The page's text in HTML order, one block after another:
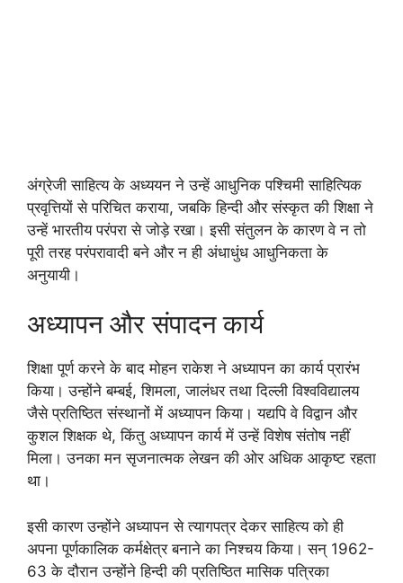
अंग्रेजी साहित्य के अध्ययन ने उन्हें आधुनिक पश्चिमी साहित्यिक
प्रवृत्तियों से परिचित कराया, जबकि हिन्दी और संस्कृत की शिक्षा ने
उन्हें भारतीय परंपरा से जोड़े रखा। इसी संतुलन के कारण वे न तो
पूरी तरह परंपरावादी बने और न ही अंधाधुंध आधुनिकता के
अनुयायी।
अध्यापन और संपादन कार्य
शिक्षा पूर्ण करने के बाद मोहन राकेश ने अध्यापन का कार्य प्रारंभ
किया। उन्होंने बम्बई, शिमला, जालंधर तथा दिल्ली विश्वविद्यालय
जैसे प्रतिष्ठित संस्थानों में अध्यापन किया। यद्यपि वे विद्वान और
कुशल शिक्षक थे, किंतु अध्यापन कार्य में उन्हें विशेष संतोष नहीं
मिला। उनका मन सृजनात्मक लेखन की ओर अधिक आकृष्ट रहता
था।
इसी कारण उन्होंने अध्यापन से त्यागपत्र देकर साहित्य को ही
अपना पूर्णकालिक कर्मक्षेत्र बनाने का निश्चय किया। सन् 1962-
63 के दौरान उन्होंने हिन्दी की प्रतिष्ठित मासिक पत्रिका